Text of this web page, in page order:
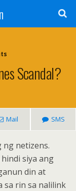
Scandal?
Mail SMS
netizens.
siya ang
din at
sa rin sa nalilink